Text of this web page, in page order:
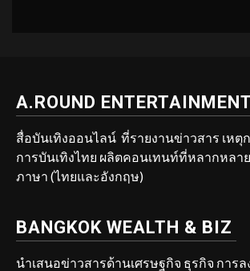
A.ROUND ENTERTAINMENT
สื่อบันเทิงออนไลน์ ที่รายงานข่าวสาร เหตุ
การบันเทิงไทย ผลิตคอนเทนท์ที่หลากหลา
ภาษา (ไทยและอังกฤษ)
BANGKOK WEALTH & BIZ
นำเสนอข่าวสารด้านเศรษฐกิจ ธุรกิจ การ